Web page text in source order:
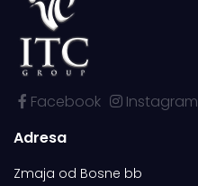
Facebook Instagram
Adresa
Zmaja od Bosne bb